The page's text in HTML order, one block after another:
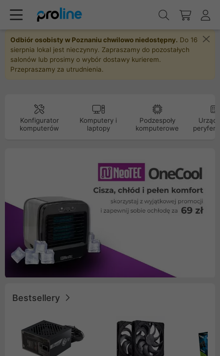
Odbiór osobisty w Poznaniu chwilowo niedostępny. Do 16
sierpnia lokal jest nieczynny. Zapraszamy do pozostałych
salonów lub prosimy o wybór dostawy kurierem.
Przepraszamy za utrudnienia.
Konfigurator
komputerów
Komputery i
laptopy
Podzespoły
komputerowe
Bestsellery